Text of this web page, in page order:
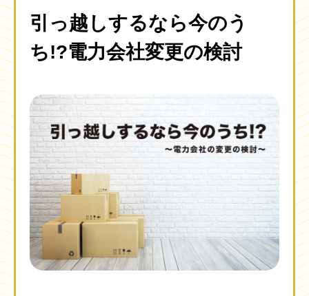
引っ越しするなら今のう
ち!?電力会社変更の検討